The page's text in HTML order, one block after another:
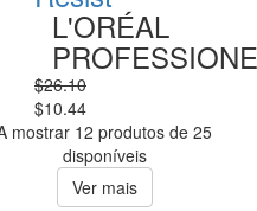
L'ORÉAL
$26.10
$10.44
mostrar 12 produtos de 25
disponíveis
Ver mais